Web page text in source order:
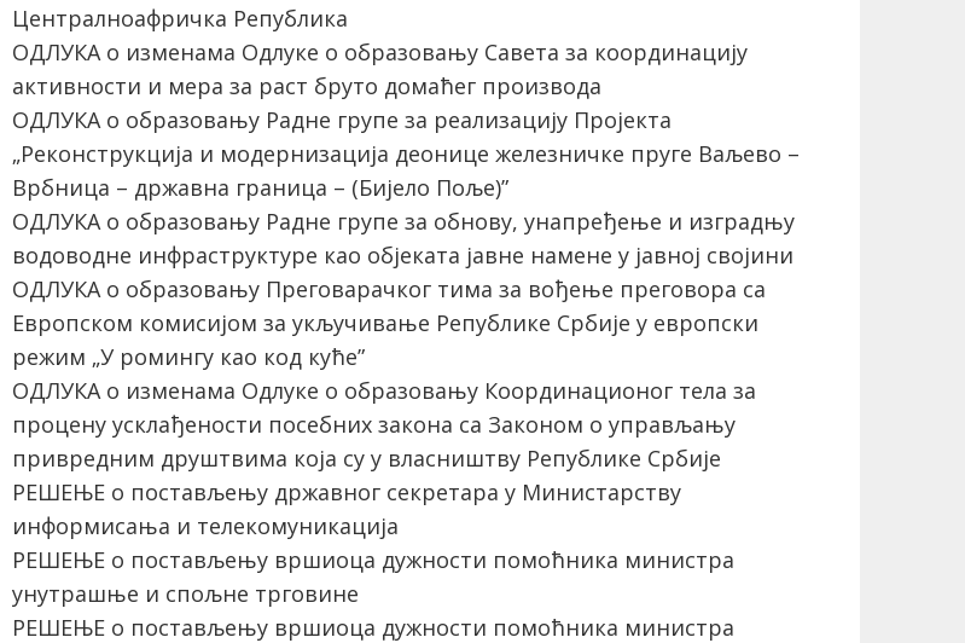
Централноафричка Република
ОДЛУКА о изменама Одлуке о образовању Савета за координацију
активности и мера за раст бруто домаћег производа
ОДЛУКА о образовању Радне групе за реализацију Пројекта
„Реконструкција и модернизација деонице железничке пруге Ваљево –
Врбница – државна граница – (Бијело Поље)”
ОДЛУКА о образовању Радне групе за обнову, унапређење и изградњу
водоводне инфраструктуре као објеката јавне намене у јавној својини
ОДЛУКА о образовању Преговарачког тима за вођење преговора са
Европском комисијом за укључивање Републике Србије у европски
режим „У ромингу као код куће”
ОДЛУКА о изменaмa Одлуке о образовању Координационог тела за
процену усклађености посебних закона са Законом о управљању
привредним друштвима која су у власништву Републике Србије
РЕШЕЊЕ о постављењу државног секретара у Министарству
информисања и телекомуникација
РЕШЕЊЕ о постављењу вршиоца дужности помоћника министра
унутрашње и спољне трговине
РЕШЕЊЕ о постављењу вршиоца дужности помоћника министра